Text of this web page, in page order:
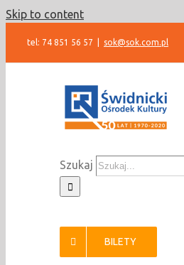
Skip to content
tel: 74 851 56 57 sok@sok.com.pl
Szukaj
BILETY